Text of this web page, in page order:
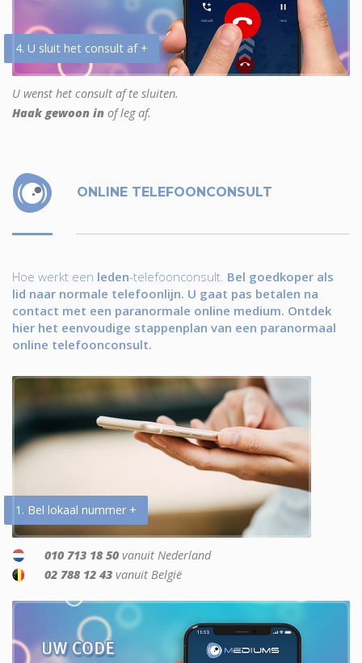
4. U sluit het consult af +
U wenst het consult af te sluiten.
Haak gewoon in of leg af.
ONLINE TELEFOONCONSULT
Hoe werkt een leden-telefoonconsult. Bel goedkoper als
lid naar normale telefoonlijn. U gaat pas betalen na
contact met een paranormale online medium. Ontdek
hier het eenvoudige stappenplan van een paranormaal
online telefoonconsult.
1. Bel lokaal nummer +
010 713 18 50 vanuit Nederland
02 788 12 43 vanuit België